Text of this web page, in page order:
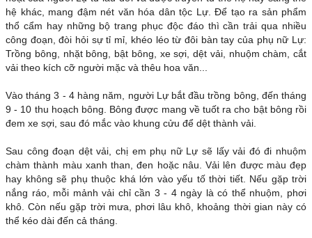
hệ khác, mang đậm nét văn hóa dân tộc Lự. Để tạo ra sản phẩm
thổ cẩm hay những bộ trang phục độc đáo thì cần trải qua nhiều
công đoạn, đòi hỏi sự tỉ mỉ, khéo léo từ đôi bàn tay của phụ nữ Lự:
Trồng bông, nhặt bông, bật bông, xe sợi, dệt vải, nhuộm chàm, cắt
vải theo kích cỡ người mặc và thêu hoa văn...
Vào tháng 3 - 4 hàng năm, người Lự bắt đầu trồng bông, đến tháng
9 - 10 thu hoạch bông. Bông được mang về tuốt ra cho bật bông rồi
đem xe sợi, sau đó mắc vào khung cửu để dệt thành vải.
Sau công đoạn dệt vải, chị em phụ nữ Lự sẽ lấy vải đó đi nhuộm
chàm thành màu xanh than, đen hoặc nâu. Vải lên được màu đẹp
hay không sẽ phụ thuộc khá lớn vào yếu tố thời tiết. Nếu gặp trời
nắng ráo, mỗi mảnh vải chỉ cần 3 - 4 ngày là có thể nhuộm, phơi
khô. Còn nếu gặp trời mưa, phơi lâu khô, khoảng thời gian này có
thể kéo dài đến cả tháng.